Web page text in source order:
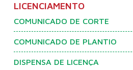
LICENCIAMENTO
COMUNICADO DE CORTE
COMUNICADO DE PLANTIO
DISPENSA DE LICENÇA